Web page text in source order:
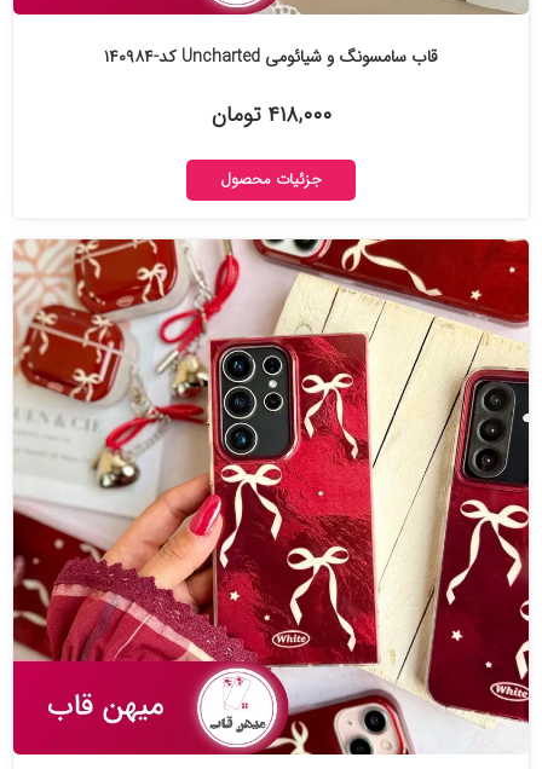
قاب سامسونگ و شیائومی Uncharted کد-۱۴۰۹۸۴
۴۱۸,۰۰۰ تومان
جزئیات محصول